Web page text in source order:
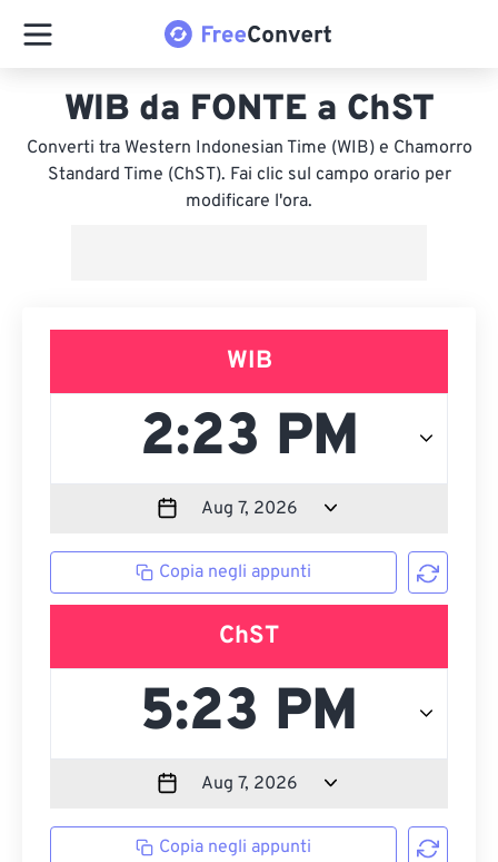
WIB da FONTE a ChST
Converti tra Western Indonesian Time (WIB) e Chamorro
Standard Time (ChST). Fai clic sul campo orario per
modificare l'ora.
WIB
Copia negli appunti
ChST
Copia negli appunti